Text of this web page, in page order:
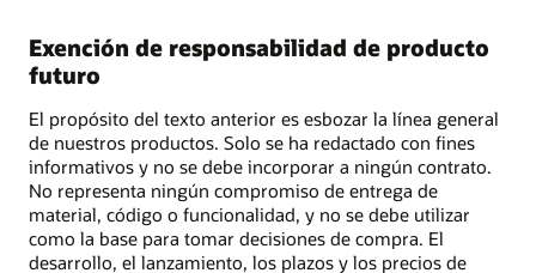
Exención de responsabilidad de producto
futuro
El propósito del texto anterior es esbozar la línea general
de nuestros productos. Solo se ha redactado con fines
informativos y no se debe incorporar a ningún contrato.
No representa ningún compromiso de entrega de
material, código o funcionalidad, y no se debe utilizar
como la base para tomar decisiones de compra. El
desarrollo, el lanzamiento, los plazos y los precios de